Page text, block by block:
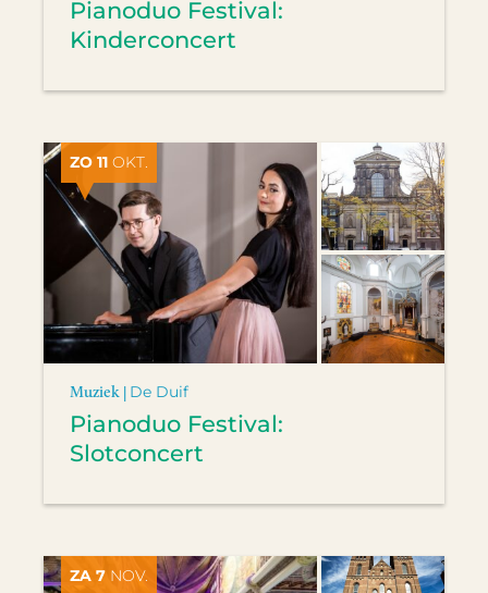
Pianoduo Festival:
Kinderconcert
ZO 11 OKT.
Muziek | De Duif
Pianoduo Festival:
Slotconcert
ZA 7 NOV.